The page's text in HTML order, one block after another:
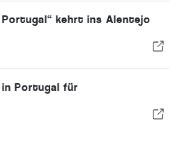
kehrt ins Alentejo
Portugal für